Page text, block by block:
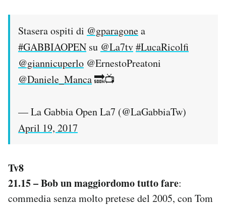
Stasera ospiti di @gparagonea
#GABBIAOPEN su @La7tv#LucaRicolfi
@giannicuperlo @ErnestoPreatoni
@Daniele_Manca🔜📺
— La Gabbia Open La7 (@LaGabbiaTw)
April 19, 2017
Tv8
21.15 – Bob un maggiordomo tutto fare:
commedia senza molto pretese del 2005, con Tom